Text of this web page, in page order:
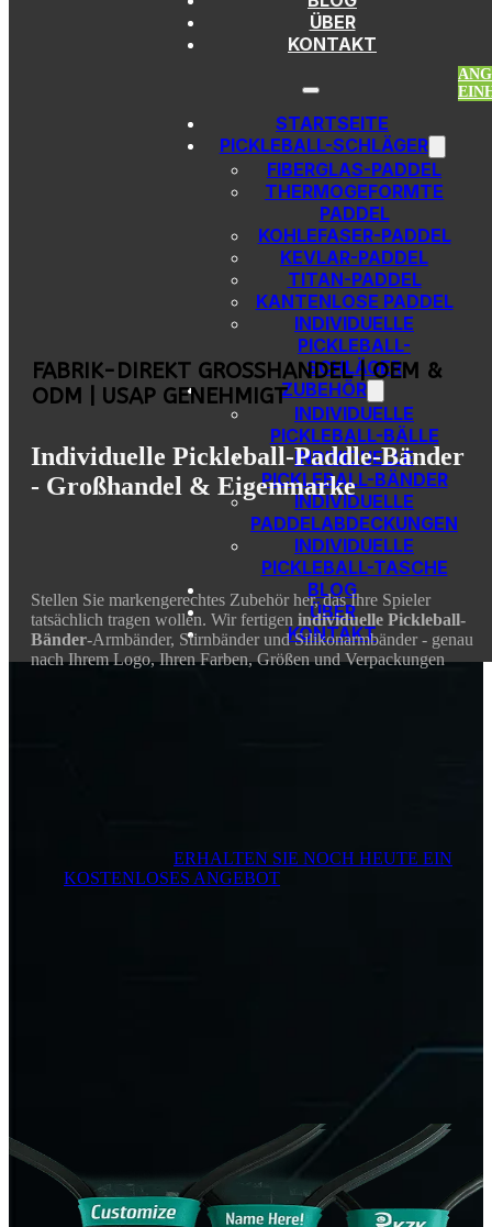
Zum Hauptinhalt springen Zur Fußzeile springen
ÜBER
KONTAKT
STARTSEITE
PICKLEBALL-SCHLÄGER
FIBERGLAS-PADDEL
THERMOGEFORMTE
PADDEL
KOHLEFASER-PADDEL
KEVLAR-PADDEL
TITAN-PADDEL
KANTENLOSE PADDEL
INDIVIDUELLE
PICKLEBALL-
SCHLÄGER
ZUBEHÖR
INDIVIDUELLE
PICKLEBALL-BÄLLE
INDIVIDUELLE
PICKLEBALL-BÄNDER
INDIVIDUELLE
PADDELABDECKUNGEN
INDIVIDUELLE
PICKLEBALL-TASCHE
BLOG
ÜBER
KONTAKT
FABRIK-DIREKT GROSSHANDEL | OEM & O
DM | USAP GENEHMIGT
Individuelle Pickleball-Paddle-Bänder
- Großhandel & Eigenmarke
Stellen Sie markengerechtes Zubehör her, das Ihre Spieler
tatsächlich tragen wollen. Wir fertigen individuelle Pickleball-
Bänder-Armbänder, Stirnbänder und Silikonarmbänder - genau
nach Ihrem Logo, Ihren Farben, Größen und Verpackungen
ERHALTEN SIE NOCH HEUTE EIN
KOSTENLOSES ANGEBOT